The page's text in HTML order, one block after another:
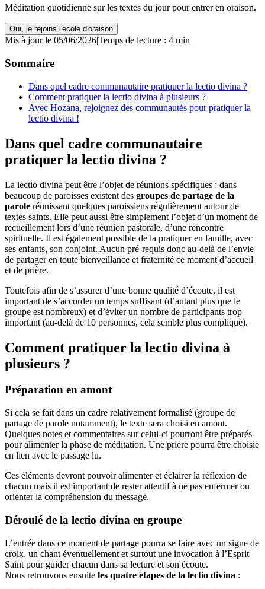
Méditation quotidienne sur les textes du jour pour entrer en oraison.
Oui, je rejoins l'école d'oraison
Mis à jour le 05/06/2026|Temps de lecture : 4 min
Sommaire
Dans quel cadre communautaire pratiquer la lectio divina ?
Comment pratiquer la lectio divina à plusieurs ?
Avec Hozana, rejoignez des communautés pour pratiquer la
lectio divina !
Dans quel cadre communautaire
pratiquer la lectio divina ?
La lectio divina peut être l’objet de réunions spécifiques ; dans
beaucoup de paroisses existent des groupes de partage de la
parole réunissant quelques paroissiens régulièrement autour de
textes saints. Elle peut aussi être simplement l’objet d’un moment de
recueillement lors d’une réunion pastorale, d’une rencontre
spirituelle. Il est également possible de la pratiquer en famille, avec
ses enfants, son conjoint. Aucun pré-requis donc au-delà de l’envie
de partager en toute bienveillance et fraternité ce moment d’accueil
et de prière.
Toutefois afin de s’assurer d’une bonne qualité d’écoute, il est
important de s’accorder un temps suffisant (d’autant plus que le
groupe est nombreux) et d’éviter un nombre de participants trop
important (au-delà de 10 personnes, cela semble plus compliqué).
Comment pratiquer la lectio divina à
plusieurs ?
Préparation en amont
Si cela se fait dans un cadre relativement formalisé (groupe de
partage de parole notamment), le texte sera choisi en amont.
Quelques notes et commentaires sur celui-ci pourront être préparés
pour alimenter la phase de méditation. Une prière pourra être choisie
en lien avec le passage lu.
Ces éléments devront pouvoir alimenter et éclairer la réflexion de
chacun mais il est important de rester attentif à ne pas enfermer ou
orienter la compréhension du message.
Déroulé de la lectio divina en groupe
L’entrée dans ce moment de partage pourra se faire avec un signe de
croix, un chant éventuellement et surtout une invocation à l’Esprit
Saint pour guider chacun dans sa lecture et son écoute.
Nous retrouvons ensuite les quatre étapes de la lectio divina :